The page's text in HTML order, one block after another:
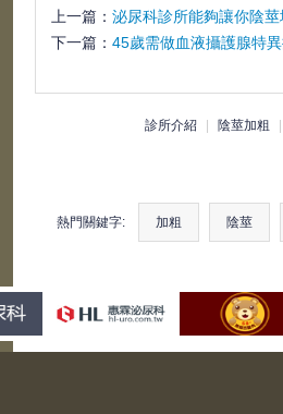
上一篇： 泌尿科診所能夠讓你陰莖
下一篇： 45歲需做血液攝護腺特
診所介紹 陰莖加粗
熱門關鍵字: 加粗 陰莖